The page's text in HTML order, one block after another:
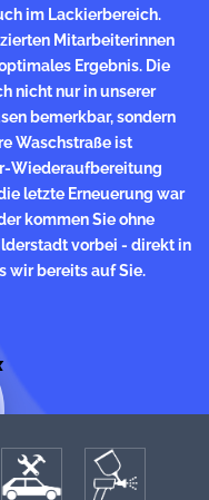
im Lackierbereich.
Mitarbeiterinnen
Ergebnis. Die
nicht nur in unserer
bemerkbar, sondern
Waschstraße ist
Wiederaufbereitung
letzte Erneuerung war
kommen Sie ohne
vorbei - direkt in
wir bereits auf Sie.